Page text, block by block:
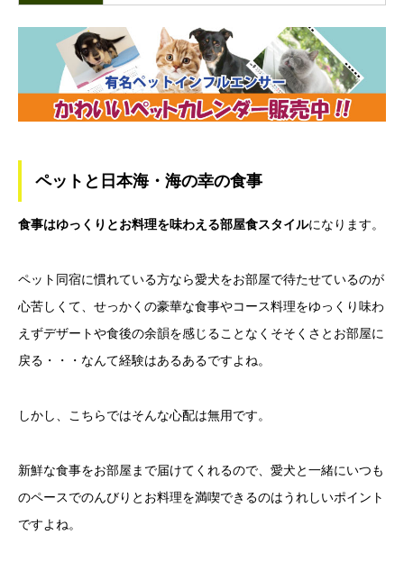
ペットと日本海・海の幸の食事
食事はゆっくりとお料理を味わえる部屋食スタイルになります。
ペット同宿に慣れている方なら愛犬をお部屋で待たせているのが
心苦しくて、せっかくの豪華な食事やコース料理をゆっくり味わ
えずデザートや食後の余韻を感じることなくそそくさとお部屋に
戻る・・・なんて経験はあるあるですよね。
しかし、こちらではそんな心配は無用です。
新鮮な食事をお部屋まで届けてくれるので、愛犬と一緒にいつも
のペースでのんびりとお料理を満喫できるのはうれしいポイント
ですよね。